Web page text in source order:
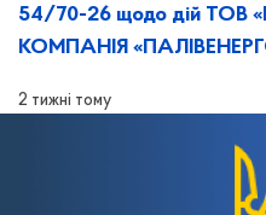
54/70-26 щодо дій ТОВ
КОМПАНІЯ
справи
2 тижні тому